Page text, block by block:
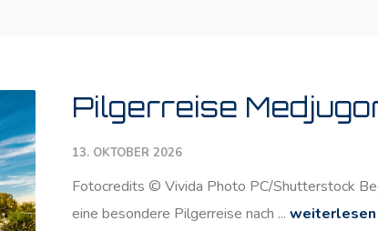
Pilgerreise
13. OKTOBER 2026
Fotocredits © Vivida Photo PC/Shutterstock
eine besondere Pilgerreise nach ... weiterlesen